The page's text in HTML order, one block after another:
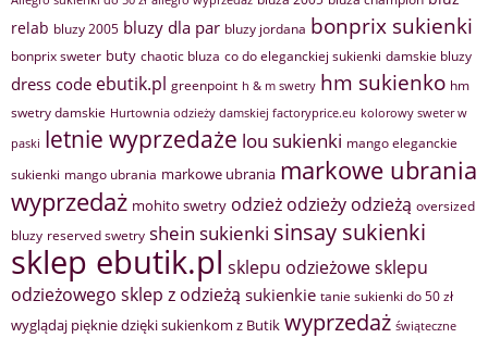
relab bluzy 2005 bluzy dla par bluzy jordana bonprix sukienki
bonprix sweter buty chaotic bluza co do eleganckiej sukienki damskie bluzy
dress code ebutik.pl greenpoint h & m swetry hm sukienko hm
swetry damskie Hurtownia odzieży damskiej factoryprice.eu kolorowy sweter w
paski letnie wyprzedaże lou sukienki mango eleganckie
sukienki mango ubrania markowe ubrania markowe ubrania
wyprzedaż mohito swetry odzież odzieży odzieżą oversized
bluzy reserved swetry shein sukienki sinsay sukienki
sklep ebutik.pl sklepu odzieżowesklepu
odzieżowego sklep z odzieżą sukienkie tanie sukienki do 50 zł
wyglądaj pięknie dzięki sukienkom z Butik wyprzedaż świąteczne